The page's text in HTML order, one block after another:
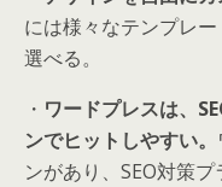
には様々なテンプレ
選べる。
・ ワードプレスは、
ンでヒットしやすい。
ンがあり、SEO対策